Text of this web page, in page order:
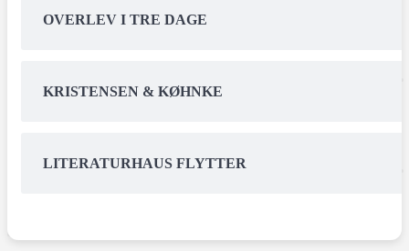
OVERLEV I TRE DAGE
KRISTENSEN & KØHNKE
LITERATURHAUS FLYTTER